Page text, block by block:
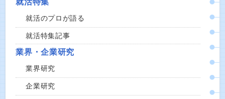
就活特集
就活のプロが語る
就活特集記事
業界・企業研究
業界研究
企業研究